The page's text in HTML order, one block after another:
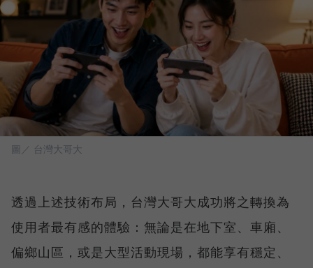
圖／ 台灣大哥大
透過上述技術布局，台灣大哥大成功將之轉換為
使用者最有感的體驗：無論是在地下室、車廂、
偏鄉山區，或是大型活動現場，都能享有穩定、